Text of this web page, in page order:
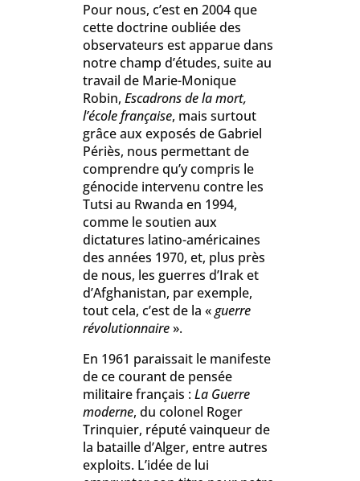
Pour nous, c’est en 2004 que
cette doctrine oubliée des
observateurs est apparue dans
notre champ d’études, suite au
travail de Marie-Monique
Robin, Escadrons de la mort,
l’école française, mais surtout
grâce aux exposés de Gabriel
Périès, nous permettant de
comprendre qu’y compris le
génocide intervenu contre les
Tutsi au Rwanda en 1994,
comme le soutien aux
dictatures latino-américaines
des années 1970, et, plus près
de nous, les guerres d’Irak et
d’Afghanistan, par exemple,
tout cela, c’est de la «guerre
révolutionnaire».
En 1961 paraissait le manifeste
de ce courant de pensée
militaire français :La Guerre
moderne, du colonel Roger
Trinquier, réputé vainqueur de
la bataille d’Alger, entre autres
exploits. L’idée de lui